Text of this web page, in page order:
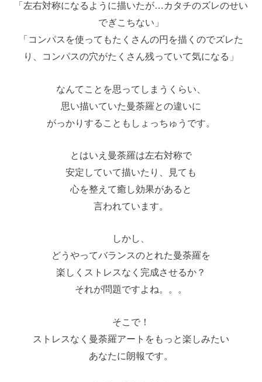
「左右対称になるように描いたが…カタチのズレのせい
でぎこちない」
「コンパスを使ってもたくさんの円を描くのでズレた
り、コンパスの穴がたくさん残っていて気になる」
なんてことを思ってしまうくらい、
思い描いていた曼荼羅との違いに
がっかりすることもしょっちゅうです。
とはいえ曼荼羅は左右対称で
安定していて描いたり、見ても
心を整えて癒し効果があると
言われています。
しかし、
どうやってバランスのとれた曼荼羅を
楽しくストレスなく完成させるか？
それが問題ですよね。。。
そこで！
ストレスなく曼荼羅アートをもっと楽しみたい
あなたに朗報です。